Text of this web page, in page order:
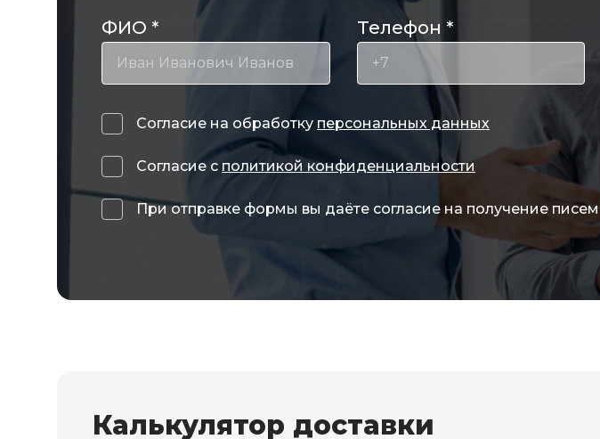
ФИО * Телефон *
Согласие на обработку персональных данных
Согласие с политикой конфиденциальности
При отправке формы вы даёте согласие на получение писем
Калькулятор доставки